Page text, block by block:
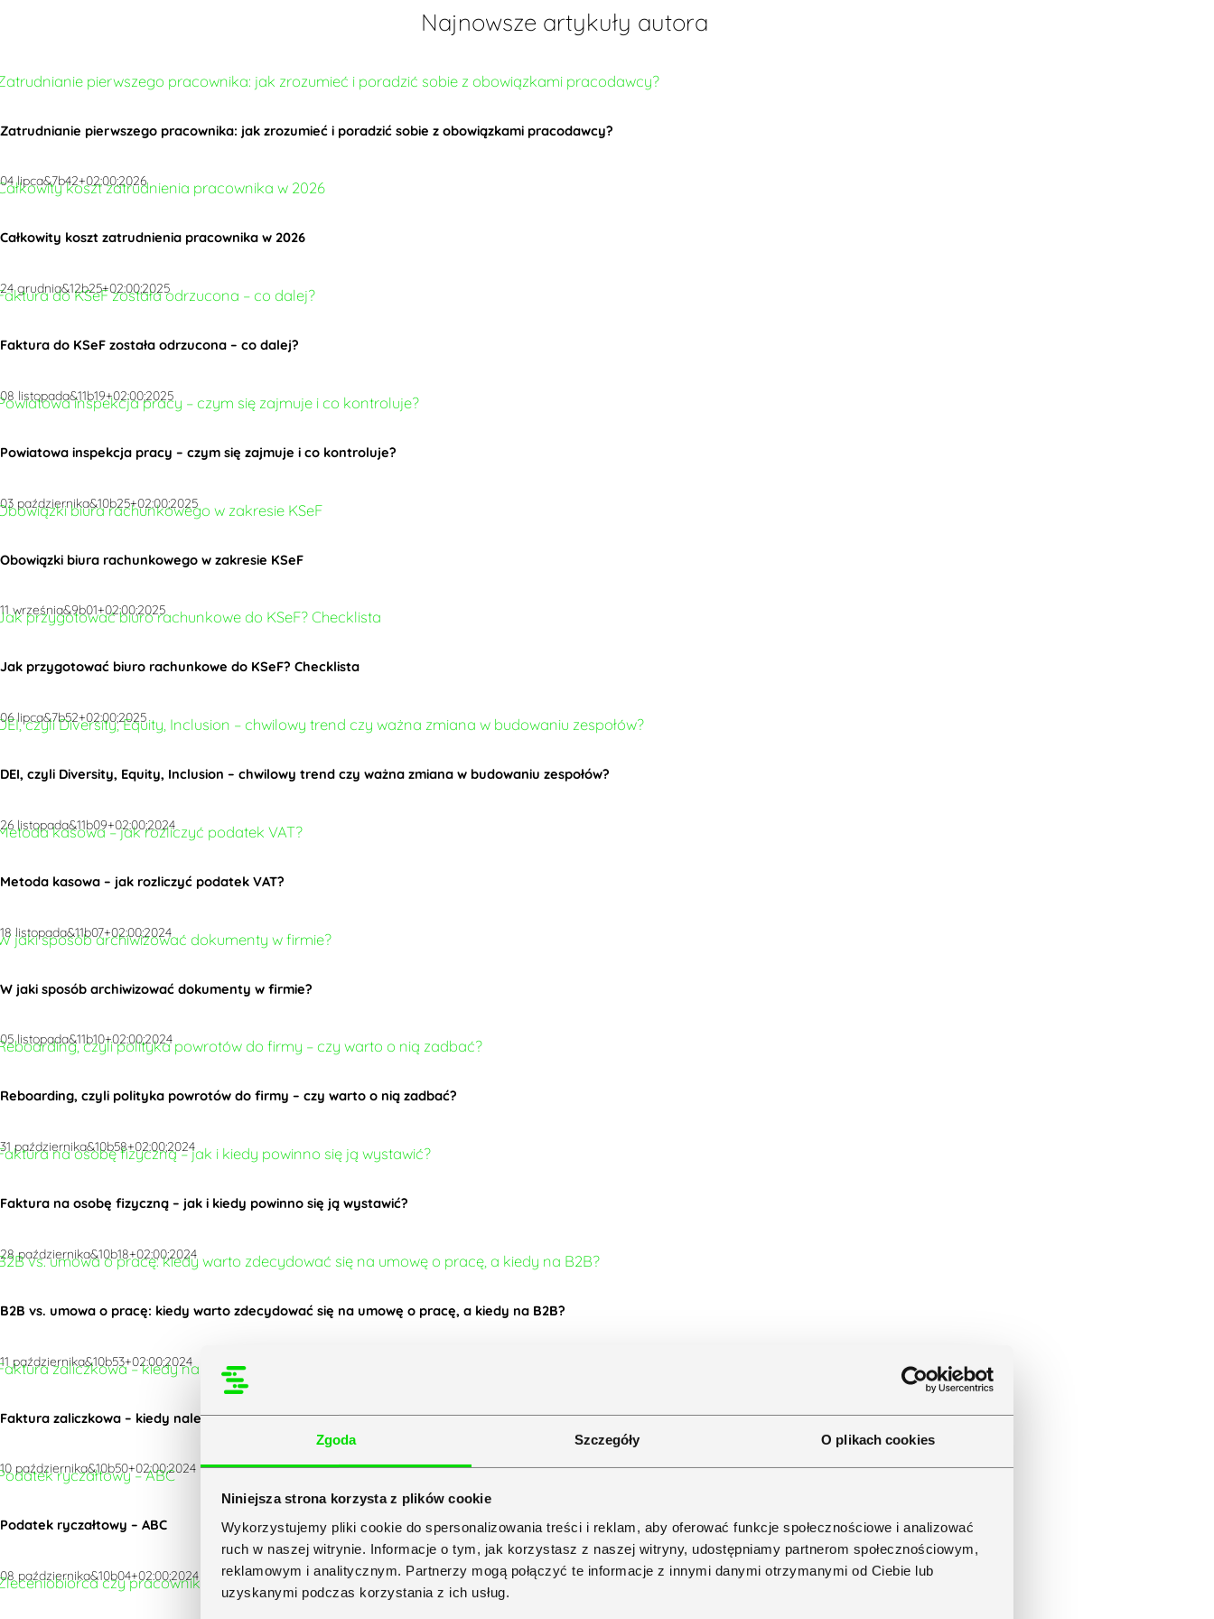
Zgoda Szczegóły O plikach cookies
Niniejsza strona korzysta z plików cookie
Wykorzystujemy pliki cookie do spersonalizowania treści i reklam, aby oferować funkcje społecznościowe i analizować
ruch w naszej witrynie. Informacje o tym, jak korzystasz z naszej witryny, udostępniamy partnerom społecznościowym,
reklamowym i analitycznym. Partnerzy mogą połączyć te informacje z innymi danymi otrzymanymi od Ciebie lub
uzyskanymi podczas korzystania z ich usług.
Najnowsze artykuły autora
Zatrudnianie pierwszego pracownika: jak zrozumieć i poradzić sobie z obowiązkami pracodawcy?
04 lipca&7b42+02:00;2026
Całkowity koszt zatrudnienia pracownika w 2026
24 grudnia&12b25+02:00;2025
Faktura do KSeF została odrzucona – co dalej?
08 listopada&11b19+02:00;2025
Powiatowa inspekcja pracy – czym się zajmuje i co kontroluje?
03 października&10b25+02:00;2025
Obowiązki biura rachunkowego w zakresie KSeF
11 września&9b01+02:00;2025
Jak przygotować biuro rachunkowe do KSeF? Checklista
06 lipca&7b52+02:00;2025
DEI, czyli Diversity, Equity, Inclusion – chwilowy trend czy ważna zmiana w budowaniu zespołów?
26 listopada&11b09+02:00;2024
Metoda kasowa – jak rozliczyć podatek VAT?
18 listopada&11b07+02:00;2024
W jaki sposób archiwizować dokumenty w firmie?
05 listopada&11b10+02:00;2024
Reboarding, czyli polityka powrotów do firmy – czy warto o nią zadbać?
31 października&10b58+02:00;2024
Faktura na osobę fizyczną – jak i kiedy powinno się ją wystawić?
28 października&10b18+02:00;2024
B2B vs. umowa o pracę: kiedy warto zdecydować się na umowę o pracę, a kiedy na B2B?
11 października&10b53+02:00;2024
Faktura zaliczkowa – kiedy należy ją wystawić?
10 października&10b50+02:00;2024
Podatek ryczałtowy – ABC
08 października&10b04+02:00;2024